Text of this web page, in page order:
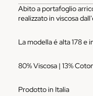
Abito a portafoglio
realizzato in viscosa
La modella é alta 178 e
80% Viscosa | 13%
Prodotto in Italia